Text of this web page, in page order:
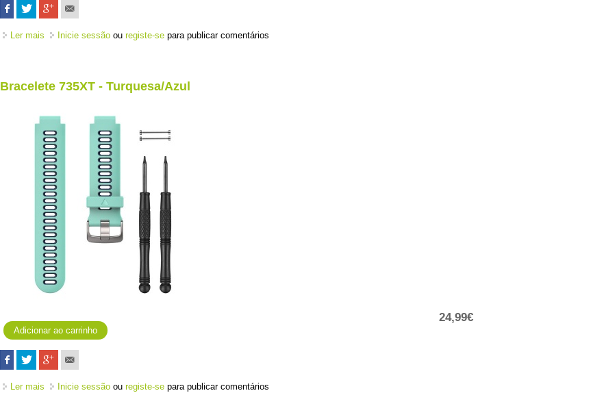
Ler mais acerca de Bracelete 735XT - Amarelo/Preto
Inicie sessão ouregiste-se para publicar comentários
Bracelete 735XT - Turquesa/Azul
24,99€
Ler mais acerca de Bracelete 735XT - Turquesa/Azul
Inicie sessão ouregiste-se para publicar comentários